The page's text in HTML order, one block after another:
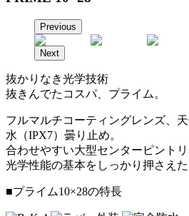
Previous
Next
抜かりなき光学技術
抜きんでたコスパ、プライム。
フルマルチコーティングレンズ、
水（IPX7）曇り止め。
合わせやすい大型センターピントリ
光学性能の基本をしっかり押さえた
■プライム10×28の特長